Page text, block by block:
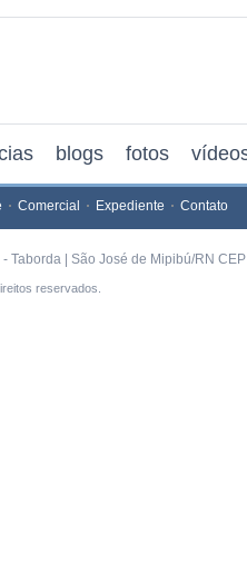
blogs fotos
Comercial Expediente Contato
Taborda | São José de Mipibú/RN
reservados.